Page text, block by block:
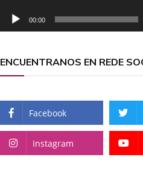
00:00
ENCUENTRANOS EN REDE
Facebook
Instagram